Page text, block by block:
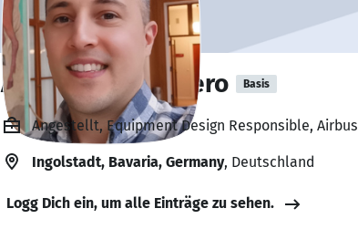
Alvaro Gayo Rodero Basis
Angestellt, Equipment Design Responsible,
Ingolstadt, Bavaria, Germany, Deutschland
Logg Dich ein, um alle Einträge zu sehen.